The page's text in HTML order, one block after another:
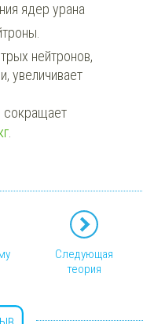
ядер урана
нейтронов,
увеличивает
сокращает
.
Следующая
теория